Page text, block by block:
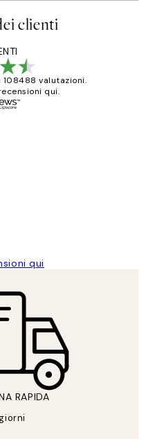
clienti
108488 valutazioni.
qui.
qui
RAPIDA